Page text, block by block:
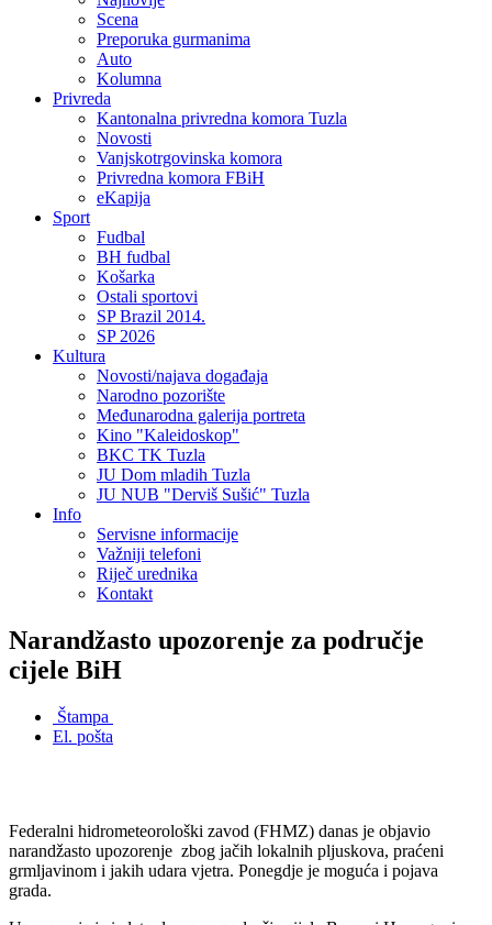
Scena
Preporuka gurmanima
Auto
Kolumna
Privreda
Kantonalna privredna komora Tuzla
Novosti
Vanjskotrgovinska komora
Privredna komora FBiH
eKapija
Sport
Fudbal
BH fudbal
Košarka
Ostali sportovi
SP Brazil 2014.
SP 2026
Kultura
Novosti/najava događaja
Narodno pozorište
Međunarodna galerija portreta
Kino "Kaleidoskop"
BKC TK Tuzla
JU Dom mladih Tuzla
JU NUB "Derviš Sušić" Tuzla
Info
Servisne informacije
Važniji telefoni
Riječ urednika
Kontakt
Narandžasto upozorenje za područje
cijele BiH
Štampa
El. pošta
Federalni hidrometeorološki zavod (FHMZ) danas je objavio
narandžasto upozorenje zbog jačih lokalnih pljuskova, praćeni
grmljavinom i jakih udara vjetra. Ponegdje je moguća i pojava
grada.